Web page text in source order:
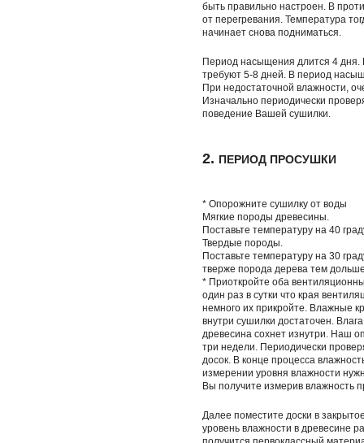
быть правильно настроен. В
от перегревания. Температура
начинает снова подниматься.
Период насыщения длится 4
требуют 5-8 дней. В период
При недостаточной влажности,
Изначально периодически
поведение Вашей сушилки.
2. ПЕРИОД ПРОСУШКИ
* Опорожните сушилку от воды
Мягкие породы древесины.
Поставьте температуру на 40
Твердые породы.
Поставьте температуру на 30
тверже порода дерева тем
* Приоткройте оба
один раз в сутки что края
немного их прикройте. Влажные
внутри сушилки достаточен.
древесина сохнет изнутри. Наш
три недели. Периодически
досок. В конце процесса
измерении уровня влажности
Вы получите измерив влажность
Далее поместите доски в
уровень влажности в древесине